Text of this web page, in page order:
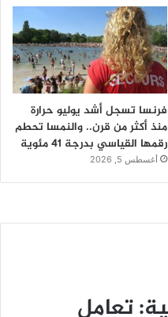
فرنسا تسجل أشد يوليو حرارة
منذ أكثر من قرن.. والنمسا تحطم
رقمها القياسي بدرجة 41 مئوية
أغسطس 5, 2026